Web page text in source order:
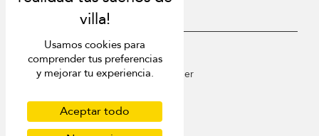
USD $ es Español
Copyright © 2026 St Barts Villa Finder
Privacy Policy
Cookies
Usamos cookies para
comprender tus preferencias
y mejorar tu experiencia.
Aceptar todo